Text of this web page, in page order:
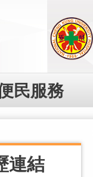
民服務
連結